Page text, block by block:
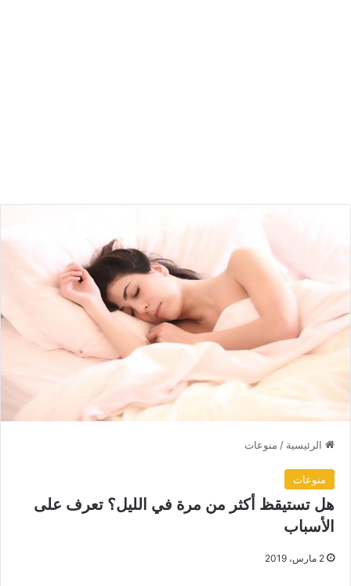
الرئيسية / منوعات
منوعات
هل تستيقظ أكثر من مرة في الليل؟ تعرف على
الأسباب
2 مارس، 2019